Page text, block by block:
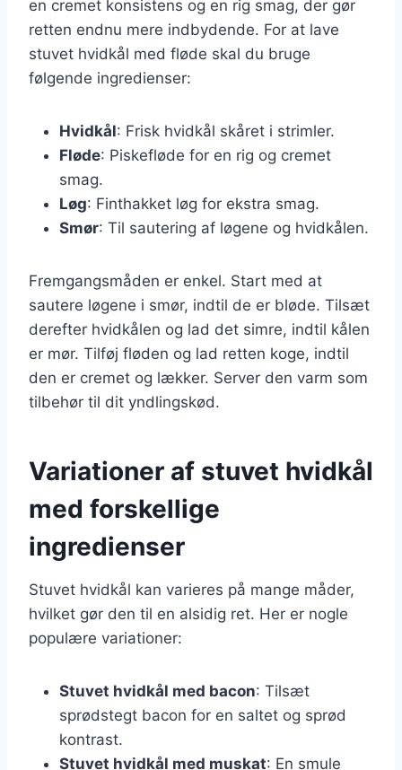
en cremet konsistens og en rig smag, der gør
retten endnu mere indbydende. For at lave
stuvet hvidkål med fløde skal du bruge
følgende ingredienser:
Hvidkål: Frisk hvidkål skåret i strimler.
Fløde: Piskefløde for en rig og cremet
smag.
Løg: Finthakket løg for ekstra smag.
Smør: Til sautering af løgene og hvidkålen.
Fremgangsmåden er enkel. Start med at
sautere løgene i smør, indtil de er bløde. Tilsæt
derefter hvidkålen og lad det simre, indtil kålen
er mør. Tilføj fløden og lad retten koge, indtil
den er cremet og lækker. Server den varm som
tilbehør til dit yndlingskød.
Variationer af stuvet hvidkål
med forskellige
ingredienser
Stuvet hvidkål kan varieres på mange måder,
hvilket gør den til en alsidig ret. Her er nogle
populære variationer:
Stuvet hvidkål med bacon: Tilsæt
sprødstegt bacon for en saltet og sprød
kontrast.
Stuvet hvidkål med muskat: En smule